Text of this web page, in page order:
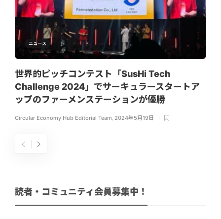
ニュース
世界的ピッチコンテスト「SusHi Tech
Challenge 2024」でサーキュラースタートア
ップのファーメンステーションが優勝
Circular Economy Hub Editorial Team 2024年5月19日
読者・コミュニティ会員募集中！